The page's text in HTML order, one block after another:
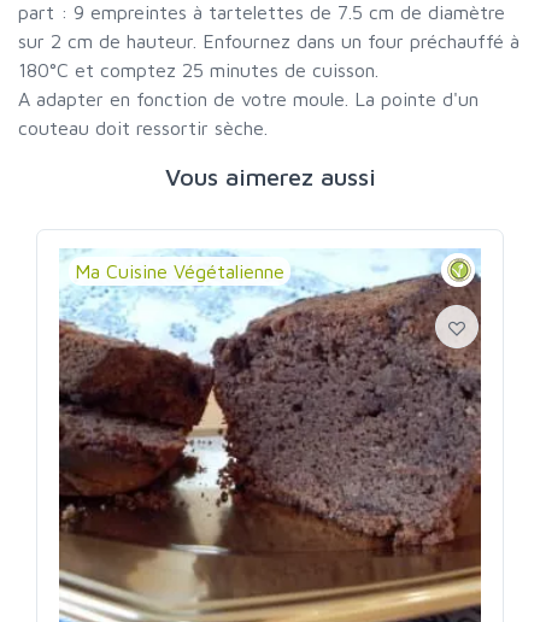
part : 9 empreintes à tartelettes de 7.5 cm de diamètre
sur 2 cm de hauteur. Enfournez dans un four préchauffé à
180°C et comptez 25 minutes de cuisson.
A adapter en fonction de votre moule. La pointe d'un
couteau doit ressortir sèche.
Vous aimerez aussi
Ma Cuisine Végétalienne